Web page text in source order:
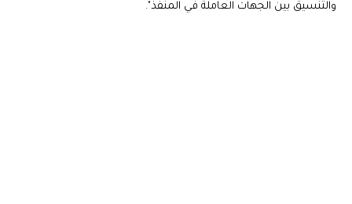
والتنسيق بين الجهات العاملة في المنفذ".